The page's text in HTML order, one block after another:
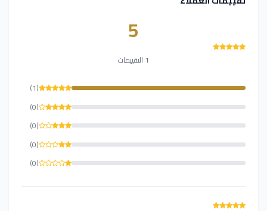
5
1 التقييمات
(1)
(0)
(0)
(0)
(0)